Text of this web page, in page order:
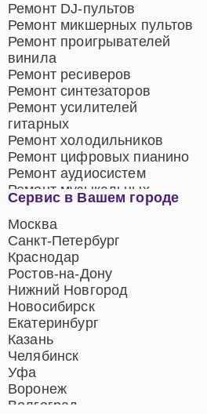
Сервис в Вашем городе
Москва
Санкт-Петербург
Краснодар
Ростов-на-Дону
Нижний Новгород
Новосибирск
Екатеринбург
Казань
Челябинск
Уфа
Воронеж
Волгоград
Ремонт DJ-пультов
Ремонт микшерных пультов
Ремонт проигрывателей
винила
Ремонт ресиверов
Ремонт синтезаторов
Ремонт усилителей
гитарных
Ремонт холодильников
Ремонт цифровых пианино
Ремонт аудиосистем
Ремонт музыкальных
центров
Ремонт домашних
кинотеатров
Ремонт микрофонов
Ремонт акустических
систем